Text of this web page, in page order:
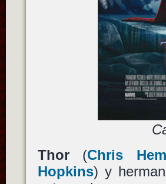
Thor(Chris
Hopkins) y